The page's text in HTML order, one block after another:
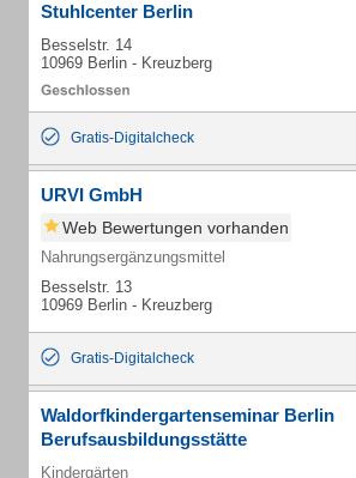
Stuhlcenter Berlin
Besselstr. 14
10969 Berlin - Kreuzberg
Gratis-Digitalcheck
URVI GmbH
Web Bewertungen vorhanden
Nahrungsergänzungsmittel
Besselstr. 13
10969 Berlin - Kreuzberg
Gratis-Digitalcheck
Waldorfkindergartenseminar Berlin
Berufsausbildungsstätte
Kindergärten